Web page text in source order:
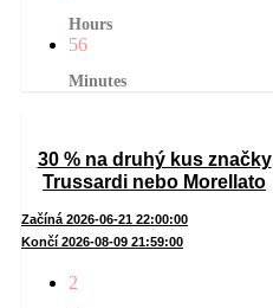
Hours
56
Minutes
30 % na druhý kus značky
Trussardi nebo Morellato
Začíná 2026-06-21 22:00:00
Končí 2026-08-09 21:59:00
2